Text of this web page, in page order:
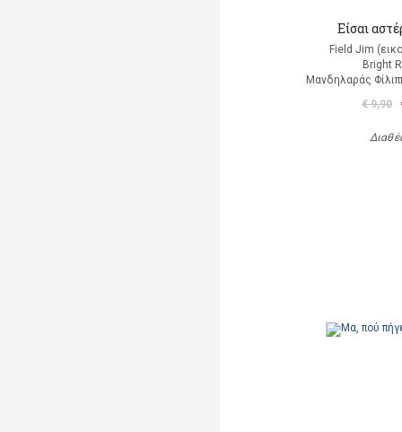
Είσαι
Field Jim
Bright
Μανδηλαράς
€ 9,90